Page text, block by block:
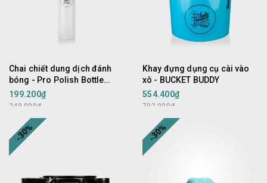
Chai chiết dung dịch đánh
bóng - Pro Polish Bottle
350ml
199.200₫
249.000₫
Khay đựng dụng cụ cài vào
xô - BUCKET BUDDY
554.400₫
792.000₫
-30% -30%